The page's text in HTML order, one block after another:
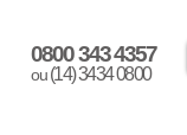
0800 343 4357
ou(14) 3434 0800